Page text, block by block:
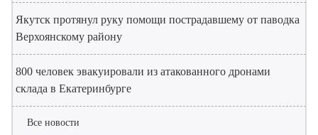
Якутск протянул руку помощи пострадавшему от паводка
Верхоянскому району
800 человек эвакуировали из атакованного дронами
склада в Екатеринбурге
Все новости